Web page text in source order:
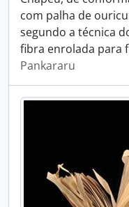
com palha de
segundo a técnica
fibra enrolada para
Pankararu